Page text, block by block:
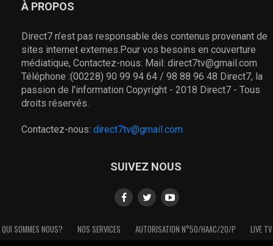
À PROPOS
Direct7 n’est pas responsable des contenus provenant de
sites internet externes.Pour vos besoins en couverture
médiatique, Contactez-nous: Mail: direct7tv@gmail.com
Téléphone :(00228) 90 99 94 64 / 98 88 96 48 Direct7, la
passion de l'information Copyright - 2018 Direct7 - Tous
droits réservés.
Contactez-nous: direct7tv@gmail.com
SUIVEZ NOUS
QUI SOMMES NOUS? NOS SERVICES AUTORISATION N°50/HAAC/20/P LIVE TV